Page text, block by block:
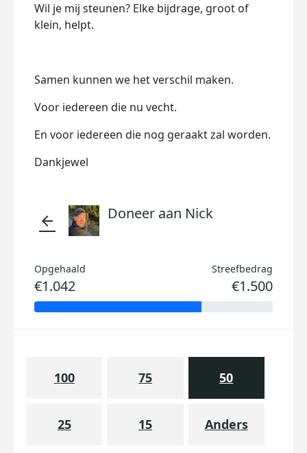
Wil je mij steunen? Elke bijdrage, groot of
klein, helpt.
Samen kunnen we het verschil maken.
Voor iedereen die nu vecht.
En voor iedereen die nog geraakt zal worden.
Dankjewel
arrow_back Doneer aan Nick
Opgehaald
€1.042
Streefbedrag
€1.500
100 75 50
25 15 Anders